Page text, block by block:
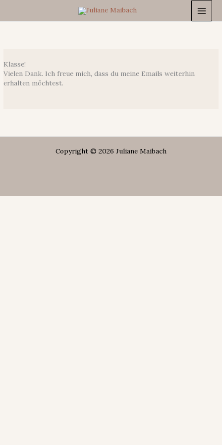
springen
Klasse!
Vielen Dank. Ich freue mich, dass du meine Emails weiterhin
erhalten möchtest.
Copyright © 2026 Juliane Maibach